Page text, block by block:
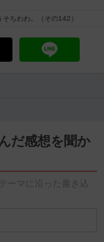
そちわわ。（その142）
だ感想を聞か
ーマに沿った書き込